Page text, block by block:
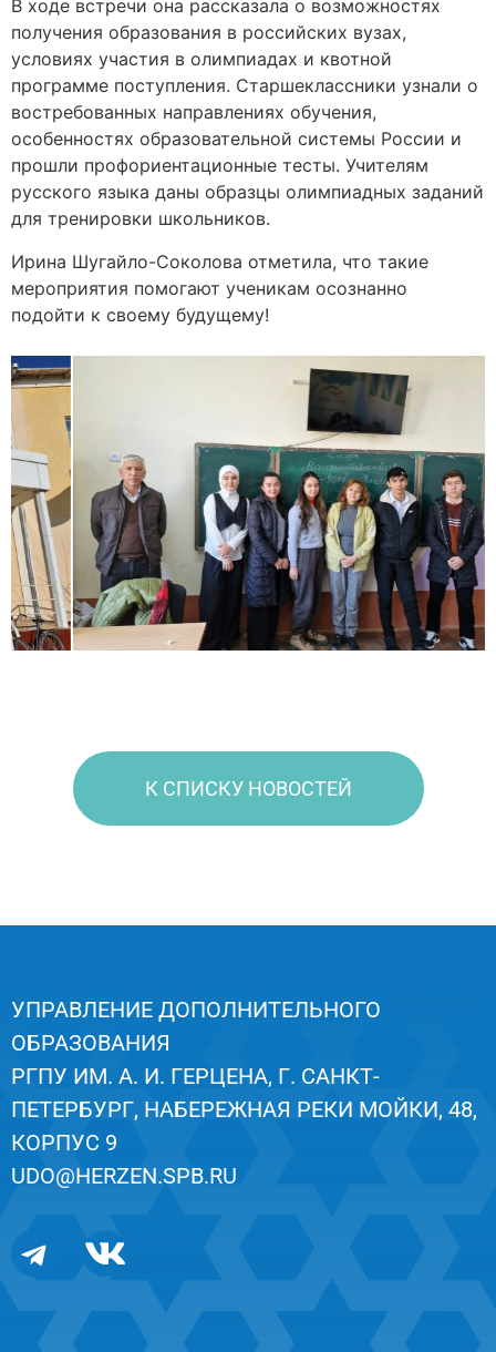
В ходе встречи она рассказала о возможностях
получения образования в российских вузах,
условиях участия в олимпиадах и квотной
программе поступления. Старшеклассники узнали о
востребованных направлениях обучения,
особенностях образовательной системы России и
прошли профориентационные тесты. Учителям
русского языка даны образцы олимпиадных заданий
для тренировки школьников.
Ирина Шугайло-Соколова отметила, что такие
мероприятия помогают ученикам осознанно
подойти к своему будущему!
К СПИСКУ НОВОСТЕЙ
УПРАВЛЕНИЕ ДОПОЛНИТЕЛЬНОГО
ОБРАЗОВАНИЯ
РГПУ ИМ. А. И. ГЕРЦЕНА, Г. САНКТ-
ПЕТЕРБУРГ, НАБЕРЕЖНАЯ РЕКИ МОЙКИ, 48,
КОРПУС 9
UDO@HERZEN.SPB.RU